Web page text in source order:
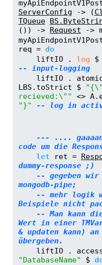
ServerConfig
-> (
TQueue
())
-> Request ->
req = do
    liftIO
. log $
-- input-logging
    liftIO
.
LBS.toStrict $
recieved:\""
<>
"}"
-- log in
--- ....
code um die
let ret =
dummy-response ;)
-- gegeben
mongodb-pipe;
-- mehr
Beispiele nicht
-- Man kann
Wert in einer
& updaten kann)
übergeben.
    liftIO
.
"DatabaseName"
$